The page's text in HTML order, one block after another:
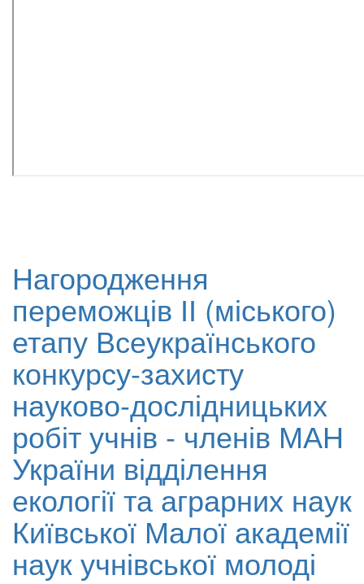
Нагородження
переможців ІІ (міського)
етапу Всеукраїнського
конкурсу-захисту
науково-дослідницьких
робіт учнів - членів МАН
України відділення
екології та аграрних наук
Київської Малої академії
наук учнівської молоді